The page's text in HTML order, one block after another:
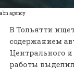
abn.agency
В Тольятти
содержанием
Центрального
работы